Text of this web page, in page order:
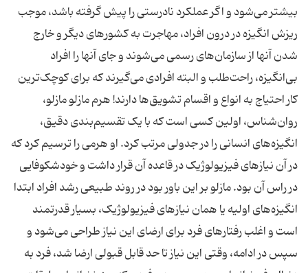
بیشتر می‌شود و اگر عملکرد نادرستی را پیش گرفته باشد، موجب
ریزش انگیزه در درون افراد، مهاجرت به کشورهای دیگر و خارج
شدن آنها از سازمان‌های رسمی می‌شوند و جای آنها را افراد
بی‌انگیزه، راحت‌طلب و البته افرادی می‌گیرند که برای کوچک‌ترین
کار احتیاج به انواع و اقسام تشویق‌ها دارند! هرم مازلو مازلو،
روان‌شناس، اولین کسی است که با یک تقسیم‌بندی دقیق،
انگیزه‌های انسانی را در جدولی مرتب کرد. او هرمی را ترسیم کرد که
در آن نیازهای فیزیولوژیک در قاعده آن قرار داشت و خودشکوفایی
در راس آن بود. مازلو بر این باور بود در روند طبیعی رشد افراد ابتدا
انگیزه‌های اولیه یا همان نیازهای فیزیولوژیک، بسیار قدرتمند
است و اغلب رفتار‌های فرد برای ارضای این نیاز طراحی می‌شود و
سپس در ادامه، وقتی این نیاز تا حد قابل قبولی ارضا شد، فرد به